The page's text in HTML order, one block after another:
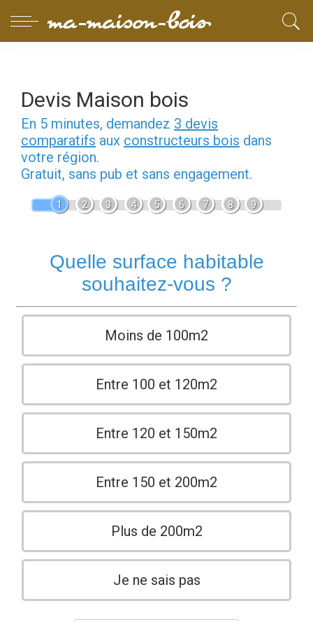
Devis Maison bois
En 5 minutes, demandez 3 devis
comparatifs aux constructeurs bois dans
votre région.
Gratuit, sans pub et sans engagement.
1 2 3 4 5 6 7 8 9
Quelle surface habitable
souhaitez-vous ?
Moins de 100m2
Entre 100 et 120m2
Entre 120 et 150m2
Entre 150 et 200m2
Plus de 200m2
Je ne sais pas